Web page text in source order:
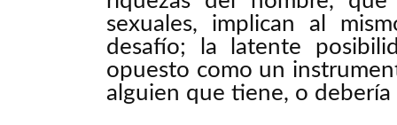
sexuales, implican al
desafío; la latente
opuesto como un
alguien que tiene, o